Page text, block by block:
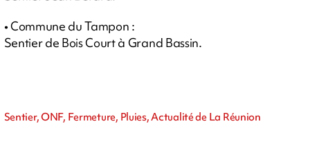
• Commune du Tampon :
Sentier de Bois Court à Grand Bassin.
Sentier, ONF, Fermeture, Pluies, Actualité de La Réunion